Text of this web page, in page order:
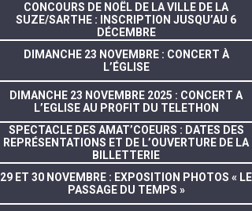
CONCOURS DE NOËL DE LA VILLE DE LA
SUZE/SARTHE : INSCRIPTION JUSQU’AU 6
DÉCEMBRE
DIMANCHE 23 NOVEMBRE : CONCERT À
L’ÉGLISE
DIMANCHE 23 NOVEMBRE 2025 : CONCERT A
L’EGLISE AU PROFIT DU TELETHON
SPECTACLE DES AMAT’COEURS : DATES DES
REPRÉSENTATIONS ET DE L’OUVERTURE DE LA
BILLETTERIE
29 ET 30 NOVEMBRE : EXPOSITION PHOTOS « LE
PASSAGE DU TEMPS »